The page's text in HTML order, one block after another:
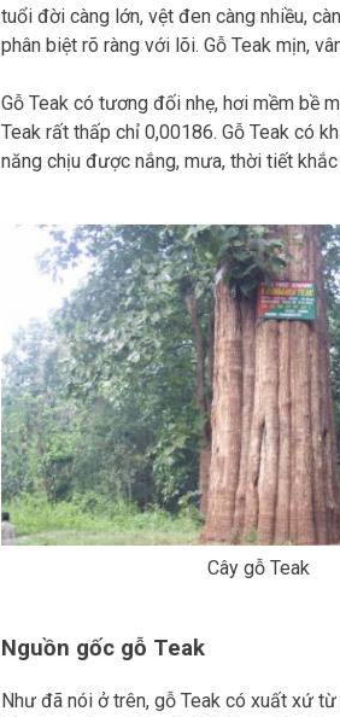
tuổi đời càng lớn, vệt đen càng nhiều,
phân biệt rõ ràng với lõi. Gỗ Teak mịn,
Gỗ Teak có tương đối nhẹ, hơi mềm bề
Teak rất thấp chỉ 0,00186. Gỗ Teak có
năng chịu được nắng, mưa, thời tiết
Cây gỗ Teak
Nguồn gốc gỗ Teak
Như đã nói ở trên, gỗ Teak có xuất xứ